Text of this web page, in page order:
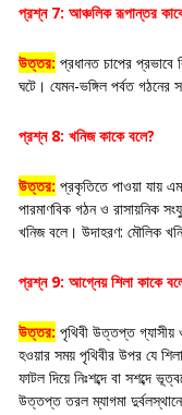
প্রশ্ন 7: আঞ্চলিক রূপান্তর
উত্তর: প্রধানত চাপের
ঘটে। যেমন-ভঙ্গিল পর্বত গঠনের
প্রশ্ন 8: খনিজ কাকে বলে?
উত্তর: প্রকৃতিতে পাওয়া যায়
পারমাণবিক গঠন ও রাসায়নিক
খনিজ বলে। উদাহরণ: মৌলিক
প্রশ্ন 9: আগ্নেয় শিলা কাকে
উত্তর: পৃথিবী উত্তপ্ত
হওয়ার সময় পৃথিবীর উপর যে
ফাটল দিয়ে নিঃশব্দে বা সশব্দে
উত্তপ্ত তরল ম্যাগমা